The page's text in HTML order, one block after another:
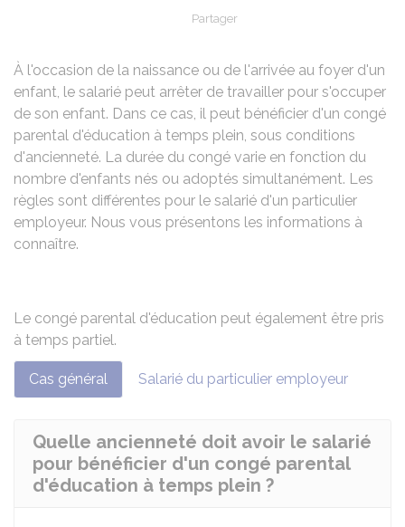
Partager
À l'occasion de la naissance ou de l'arrivée au foyer d'un
enfant, le salarié peut arrêter de travailler pour s'occuper
de son enfant. Dans ce cas, il peut bénéficier d'un congé
parental d'éducation à temps plein, sous conditions
d'ancienneté. La durée du congé varie en fonction du
nombre d'enfants nés ou adoptés simultanément. Les
règles sont différentes pour le salarié d'un particulier
employeur. Nous vous présentons les informations à
connaître.
Le congé parental d'éducation peut également être pris
à temps partiel.
Cas général Salarié du particulier employeur
Quelle ancienneté doit avoir le salarié
pour bénéficier d'un congé parental
d'éducation à temps plein ?